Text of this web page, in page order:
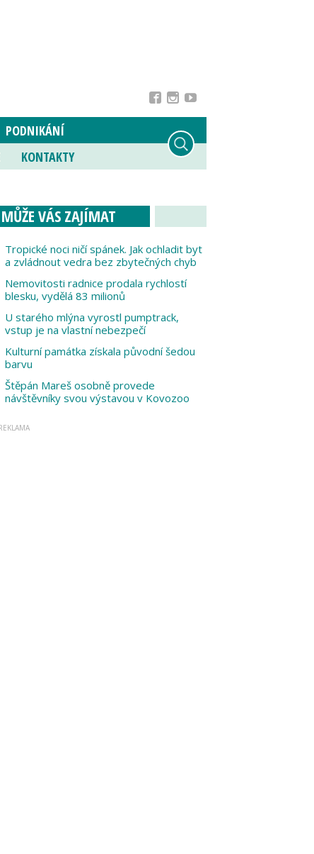
PODNIKÁNÍ
KONTAKTY
MŮŽE VÁS ZAJÍMAT
Tropické noci ničí spánek. Jak ochladit byt
a zvládnout vedra bez zbytečných chyb
Nemovitosti radnice prodala rychlostí
blesku, vydělá 83 milionů
U starého mlýna vyrostl pumptrack,
vstup je na vlastní nebezpečí
Kulturní památka získala původní šedou
barvu
Štěpán Mareš osobně provede
návštěvníky svou výstavou v Kovozoo